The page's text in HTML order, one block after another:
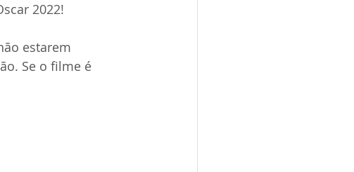
2022!
estarem
Se o filme é